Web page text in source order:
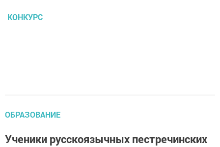
КОНКУРС
ОБРАЗОВАНИЕ
Ученики русскоязычных пестречинских